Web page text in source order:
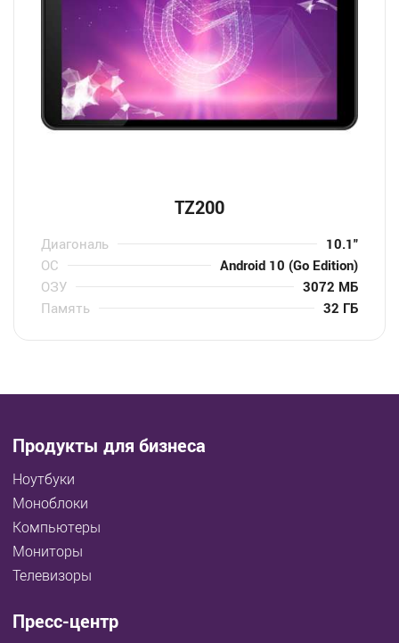
TZ200
Диагональ
10.1″
ОС
Android 10 (Go Edition)
ОЗУ
3072 МБ
Память
32 ГБ
Продукты для бизнеса
Ноутбуки
Моноблоки
Компьютеры
Мониторы
Телевизоры
Пресс-центр